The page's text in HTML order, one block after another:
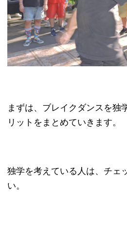
まずは、ブレイクダンスを独
リットをまとめていきます。
独学を考えている人は、チェ
い。